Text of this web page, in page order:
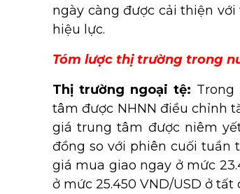
ngày càng được cải thiện
hiệu lực.
Tóm lược thị trường trong
Thị trường ngoại tệ: Trong
tâm được NHNN điều chỉnh
giá trung tâm được niêm
đồng so với phiên cuối tuần
giá mua giao ngay ở mức
ở mức 25.450 VND/USD ở tất